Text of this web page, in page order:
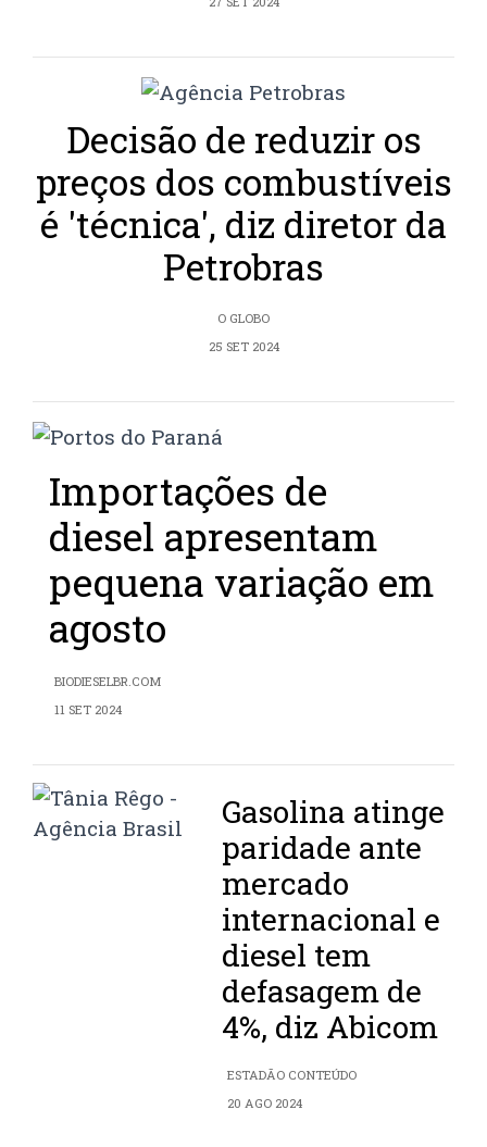
Decisão de reduzir os
preços dos combustíveis
é 'técnica', diz diretor da
Petrobras
O GLOBO
25 SET 2024
Importações de
diesel apresentam
pequena variação em
agosto
BIODIESELBR.COM
11 SET 2024
Gasolina atinge
paridade ante
mercado
internacional e
diesel tem
defasagem de
4%, diz Abicom
ESTADÃO CONTEÚDO
20 AGO 2024